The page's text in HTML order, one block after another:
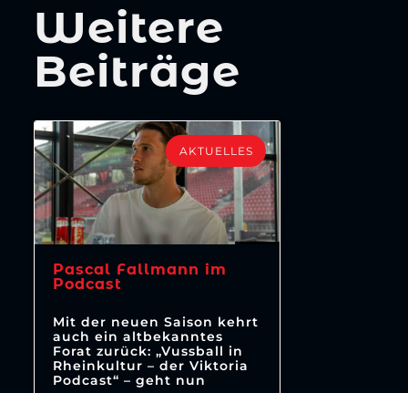
Weitere
Beiträge
AKTUELLES
Pascal Fallmann im
Podcast
Mit der neuen Saison kehrt
auch ein altbekanntes
Forat zurück: „Vussball in
Rheinkultur – der Viktoria
Podcast“ – geht nun